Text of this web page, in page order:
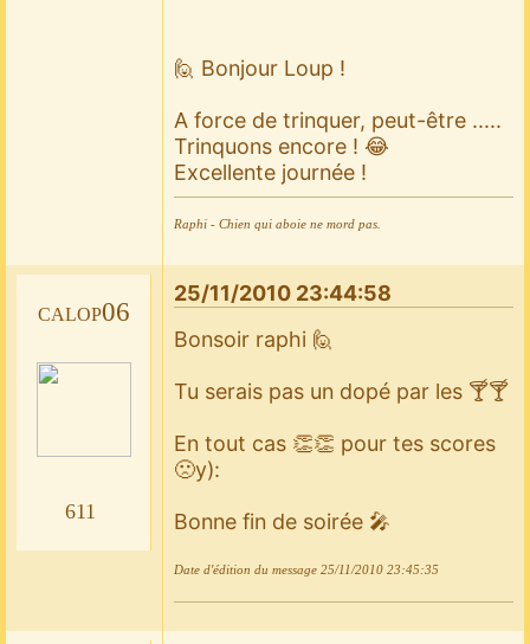
🙋 Bonjour Loup !
A force de trinquer, peut-être .....
Trinquons encore ! 😂
Excellente journée !
Raphi - Chien qui aboie ne mord pas.
calop06
611
25/11/2010 23:44:58
Bonsoir raphi 🙋
Tu serais pas un dopé par les 🍸🍸
En tout cas 👏👏 pour tes scores
🙁y):
Bonne fin de soirée 🎤
Date d'édition du message 25/11/2010 23:45:35